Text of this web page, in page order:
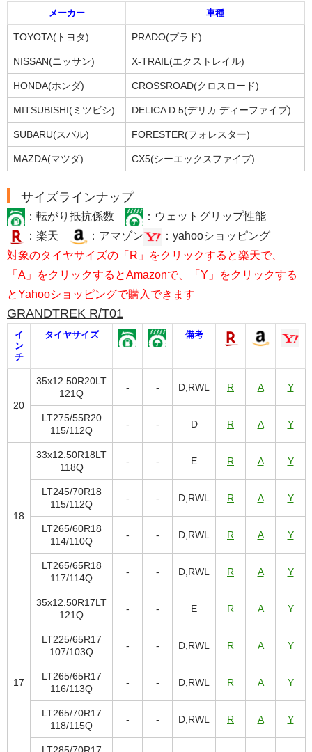
メーカー 車種
TOYOTA(トヨタ) PRADO(プラド)
NISSAN(ニッサン) X-TRAIL(エクストレイル)
HONDA(ホンダ) CROSSROAD(クロスロード)
MITSUBISHI(ミツビシ) DELICA D:5(デリカ ディーファイブ)
SUBARU(スバル) FORESTER(フォレスター)
MAZDA(マツダ) CX5(シーエックスファイブ)
サイズラインナップ
：転がり抵抗係数
：ウェットグリップ性能
：楽天
：アマゾン
：yahooショッピング
対象のタイヤサイズの「R」をクリックすると楽天で、
「A」をクリックするとAmazonで、「Y」をクリックする
とYahooショッピングで購入できます
GRANDTREK R/T01
イ
ン
チ
タイヤサイズ 備考
20
35x12.50R20LT
121Q
- - D,RWL R A Y
LT275/55R20
115/112Q
- - D R A Y
18
33x12.50R18LT
118Q
- - E R A Y
LT245/70R18
115/112Q
- - D,RWL R A Y
LT265/60R18
114/110Q
- - D,RWL R A Y
LT265/65R18
117/114Q
- - D,RWL R A Y
17
35x12.50R17LT
121Q
- - E R A Y
LT225/65R17
107/103Q
- - D,RWL R A Y
LT265/65R17
116/113Q
- - D,RWL R A Y
LT265/70R17
118/115Q
- - D,RWL R A Y